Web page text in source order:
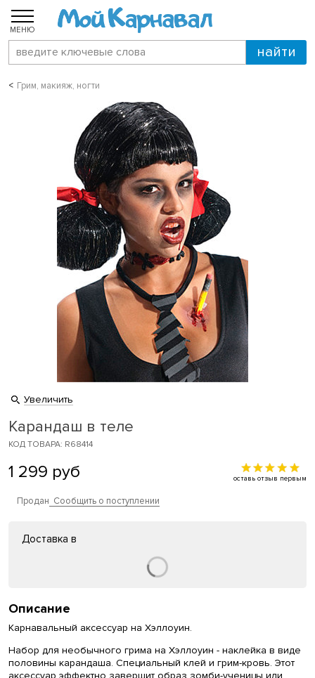
МЕНЮ
Грим, макияж, ногти
Увеличить
Карандаш в теле
КОД ТОВАРА: R68414
1 299 руб оставь отзыв первым
Продан Сообщить о поступлении
Доставка в
Описание
Карнавальный аксессуар на Хэллоуин.
Набор для необычного грима на Хэллоуин - наклейка в виде
половины карандаша. Специальный клей и грим-кровь. Этот